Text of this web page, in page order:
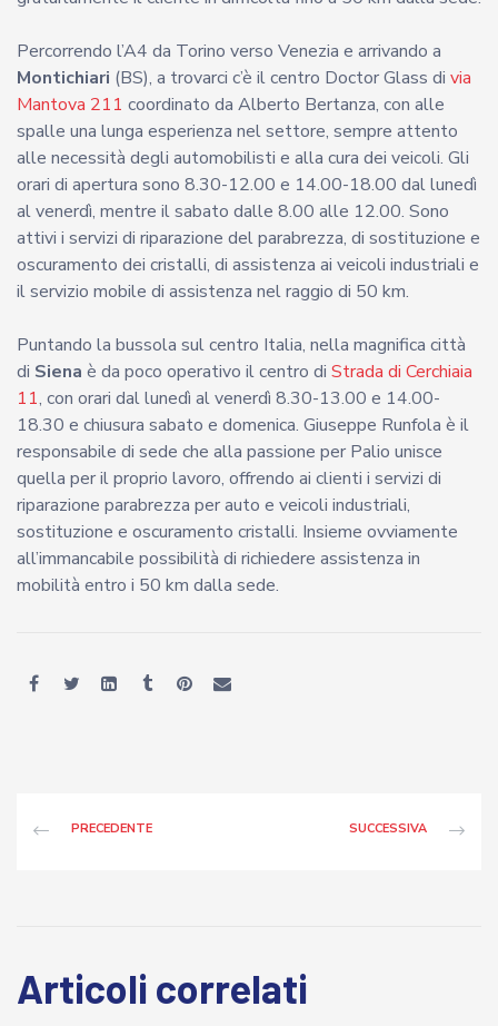
Percorrendo l’A4 da Torino verso Venezia e arrivando a
Montichiari (BS), a trovarci c’è il centro Doctor Glass di via
Mantova 211 coordinato da Alberto Bertanza, con alle
spalle una lunga esperienza nel settore, sempre attento
alle necessità degli automobilisti e alla cura dei veicoli. Gli
orari di apertura sono 8.30-12.00 e 14.00-18.00 dal lunedì
al venerdì, mentre il sabato dalle 8.00 alle 12.00. Sono
attivi i servizi di riparazione del parabrezza, di sostituzione e
oscuramento dei cristalli, di assistenza ai veicoli industriali e
il servizio mobile di assistenza nel raggio di 50 km.
Puntando la bussola sul centro Italia, nella magnifica città
di Siena è da poco operativo il centro di Strada di Cerchiaia
11, con orari dal lunedì al venerdì 8.30-13.00 e 14.00-
18.30 e chiusura sabato e domenica. Giuseppe Runfola è il
responsabile di sede che alla passione per Palio unisce
quella per il proprio lavoro, offrendo ai clienti i servizi di
riparazione parabrezza per auto e veicoli industriali,
sostituzione e oscuramento cristalli. Insieme ovviamente
all’immancabile possibilità di richiedere assistenza in
mobilità entro i 50 km dalla sede.
PRECEDENTE SUCCESSIVA
Articoli correlati